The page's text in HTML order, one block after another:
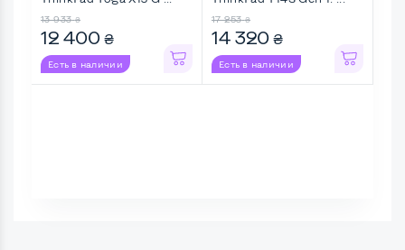
13 933 ₴
12 400 ₴
Есть в наличии
17 253 ₴
14 320 ₴
Есть в наличии